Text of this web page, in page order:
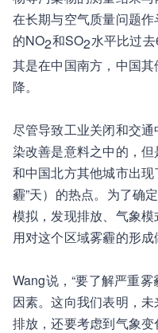
在长期与空气质量问题
的NO2和SO2水平比过
其是在中国南方，中国
降。
尽管导致工业关闭和交
染改善是意料之中的，
和中国北方其他城市出
霾”天）的热点。为了确
模拟，发现排放、气象
用对这个区域雾霾的形成
Wang说，“要了解严重
因素。这向我们表明，
排放，还要考虑到气象变